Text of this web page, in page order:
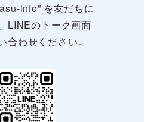
info” を友だちに
LINEのトーク画面
合わせください。